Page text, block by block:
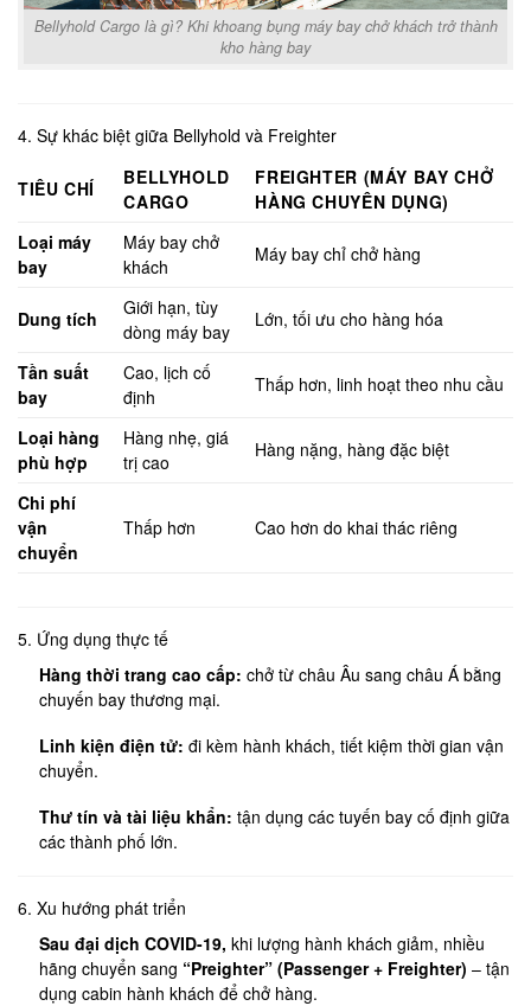
Bellyhold Cargo là gì? Khi khoang bụng máy bay chở khách trở thành
kho hàng bay
4. Sự khác biệt giữa Bellyhold và Freighter
TIÊU CHÍ
BELLYHOLD
CARGO
FREIGHTER (MÁY BAY CHỞ
HÀNG CHUYÊN DỤNG)
Loại máy
bay
Máy bay chở
khách
Máy bay chỉ chở hàng
Dung tích
Giới hạn, tùy
dòng máy bay
Lớn, tối ưu cho hàng hóa
Tần suất
bay
Cao, lịch cố
định
Thấp hơn, linh hoạt theo nhu cầu
Loại hàng
phù hợp
Hàng nhẹ, giá
trị cao
Hàng nặng, hàng đặc biệt
Chi phí
vận
chuyển
Thấp hơn Cao hơn do khai thác riêng
5. Ứng dụng thực tế
Hàng thời trang cao cấp: chở từ châu Âu sang châu Á bằng
chuyến bay thương mại.
Linh kiện điện tử: đi kèm hành khách, tiết kiệm thời gian vận
chuyển.
Thư tín và tài liệu khẩn: tận dụng các tuyến bay cố định giữa
các thành phố lớn.
6. Xu hướng phát triển
Sau đại dịch COVID-19, khi lượng hành khách giảm, nhiều
hãng chuyển sang “Preighter” (Passenger + Freighter) – tận
dụng cabin hành khách để chở hàng.